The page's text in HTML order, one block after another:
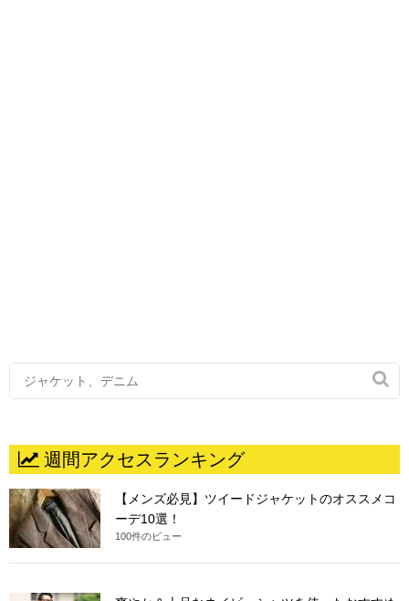

週間アクセスランキング
【メンズ必見】ツイードジャケットのオススメコ
ーデ10選！
100件のビュー